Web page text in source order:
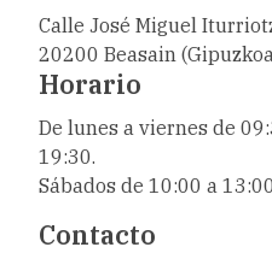
Calle José Miguel
20200 Beasain
Horario
De lunes a viernes de
19:30.
Sábados de 10:00 a
Contacto